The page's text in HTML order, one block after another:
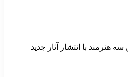
هنرمند با انتشار آثار جدید